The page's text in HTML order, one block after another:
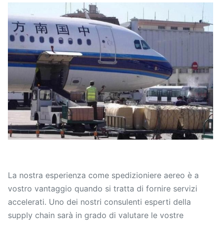
La nostra esperienza come spedizioniere aereo è a
vostro vantaggio quando si tratta di fornire servizi
accelerati. Uno dei nostri consulenti esperti della
supply chain sarà in grado di valutare le vostre